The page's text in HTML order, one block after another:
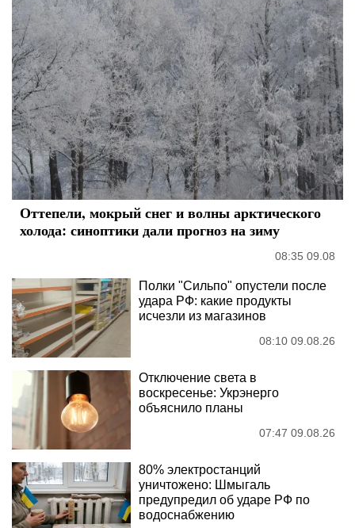
Оттепели, мокрый снег и волны арктического
холода: синоптики дали прогноз на зиму
08:35 09.08
Полки "Сильпо" опустели после
удара РФ: какие продукты
исчезли из магазинов
08:10 09.08.26
Отключение света в
воскресенье: Укрэнерго
объяснило планы
07:47 09.08.26
80% электростанций
уничтожено: Шмыгаль
предупредил об ударе РФ по
водоснабжению